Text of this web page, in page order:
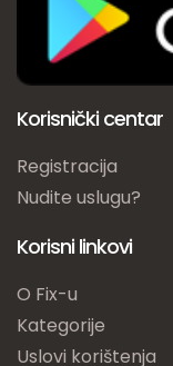
Korisnički centar
Registracija
Nudite uslugu?
Korisni linkovi
O Fix-u
Kategorije
Uslovi korištenja